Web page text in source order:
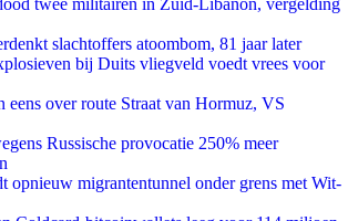
twee militairen in Zuid-Libanon, vergelding
slachtoffers atoombom, 81 jaar later
bij Duits vliegveld voedt vrees voor
eens over route Straat van Hormuz, VS
Russische provocatie 250% meer
opnieuw migrantentunnel onder grens met Wit-